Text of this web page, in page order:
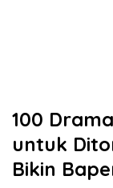
100
untuk
Bikin